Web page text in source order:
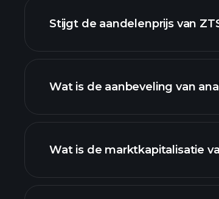
Stijgt de aandelenprijs van
Wat is de aanbeveling van
Wat is de marktkapitalisatie